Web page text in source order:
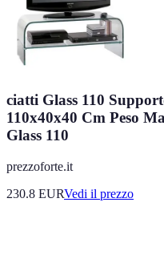
ciatti Glass 110
110x40x40 Cm Peso
Glass 110
prezzoforte.it
230.8 EURVedi il prezzo